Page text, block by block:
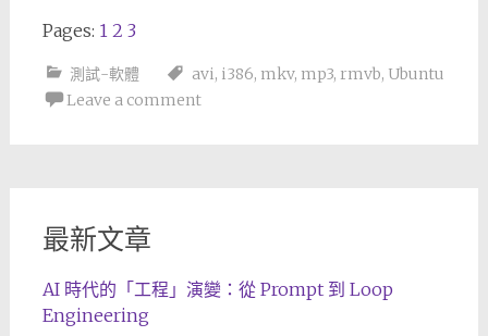
Pages: 1 2 3
測試-軟體 avi, i386, mkv, mp3, rmvb, Ubuntu
Leave a comment
最新文章
AI 時代的「工程」演變：從 Prompt 到 Loop
Engineering